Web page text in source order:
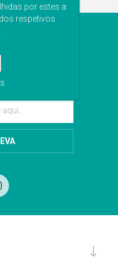
para receber as
o seu email
por estes a
respetivos